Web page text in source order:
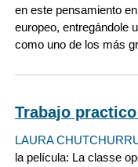
en este pensamiento
europeo, entregándole
como uno de los más
Trabajo
LAURA
la película: La classe